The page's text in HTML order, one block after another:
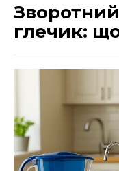
глечик: